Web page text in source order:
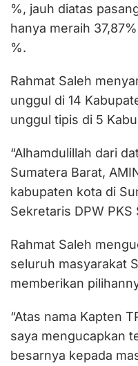
%, jauh diatas
hanya meraih
%.
Rahmat Saleh
unggul di 14
unggul tipis di 5
“Alhamdulillah dari
Sumatera Barat,
kabupaten kota di
Sekretaris DPW PKS
Rahmat Saleh
seluruh masyarakat
memberikan
“Atas nama Kapten
saya mengucapkan
besarnya kepada